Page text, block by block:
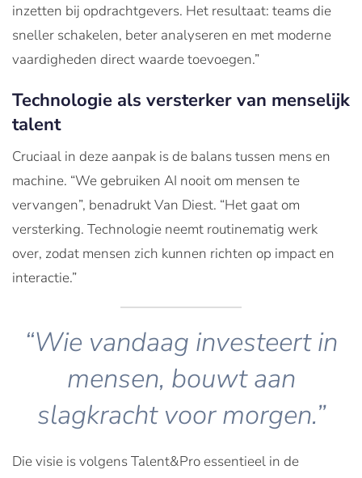
inzetten bij opdrachtgevers. Het resultaat: teams die
sneller schakelen, beter analyseren en met moderne
vaardigheden direct waarde toevoegen.”
Technologie als versterker van menselijk
talent
Cruciaal in deze aanpak is de balans tussen mens en
machine. “We gebruiken AI nooit om mensen te
vervangen”, benadrukt Van Diest. “Het gaat om
versterking. Technologie neemt routinematig werk
over, zodat mensen zich kunnen richten op impact en
interactie.”
“Wie vandaag investeert in
mensen, bouwt aan
slagkracht voor morgen.”
Die visie is volgens Talent&Pro essentieel in de